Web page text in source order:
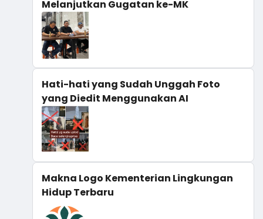
Melanjutkan Gugatan ke-MK
Hati-hati yang Sudah Unggah Foto
yang Diedit Menggunakan AI
Makna Logo Kementerian Lingkungan
Hidup Terbaru